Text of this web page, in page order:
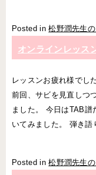
Posted in 松野潤先生
オンラインレッス
レッスンお疲れ様でし
前回、サビを見直しつ
ました。 今日はTAB
いてみました。 弾き
Posted in 松野潤先生